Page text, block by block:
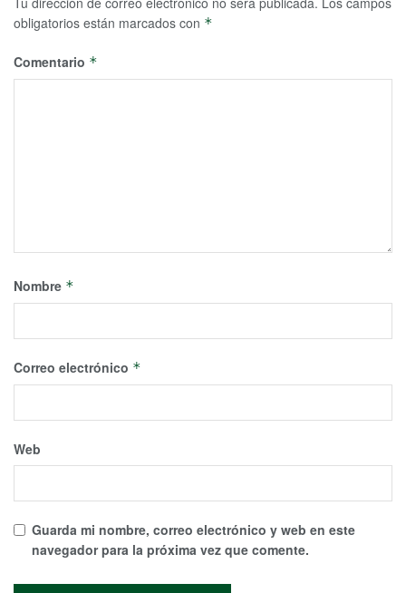
obligatorios están marcados con *
Comentario *
Nombre *
Correo electrónico *
Web
Guarda mi nombre, correo electrónico y web en este
navegador para la próxima vez que comente.